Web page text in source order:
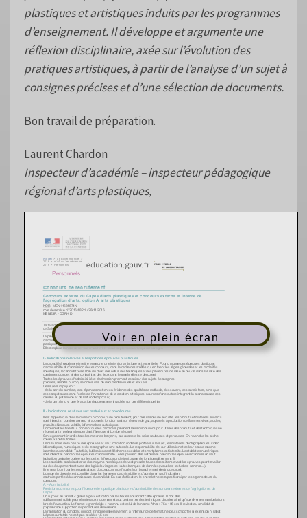
plastiques et artistiques induits par les programmes
d’enseignement. Il développe et argumente une
réflexion disciplinaire, axée sur l’évolution des
pratiques artistiques, à partir de l’analyse d’un sujet à
consignes précises et d’une sélection de documents.
Bon travail de préparation.
Laurent Chardon
Inspecteur d’académie – inspecteur pédagogique
régional d’arts plastiques,
Voir en plein écran